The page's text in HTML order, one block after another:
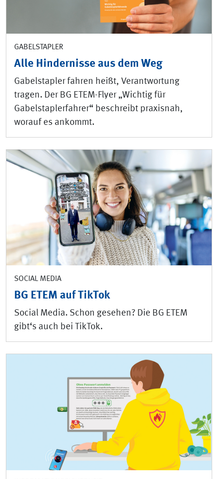
GABELSTAPLER
Alle Hindernisse aus dem Weg
Gabelstapler fahren heißt, Verantwortung
tragen. Der BG ETEM-Flyer „Wichtig für
Gabelstaplerfahrer“ beschreibt praxisnah,
worauf es ankommt.
SOCIAL MEDIA
BG ETEM auf TikTok
Social Media. Schon gesehen? Die BG ETEM
gibt‘s auch bei TikTok.